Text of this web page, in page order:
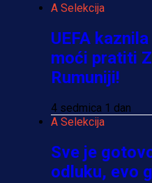
A Selekcija
UEFA
moći pratiti
Rumuniji!
4 sedmica 1 dan
A Selekcija
Sve je
odluku, evo